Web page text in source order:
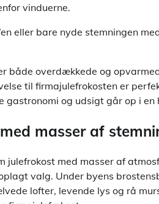
vinduerne.
eller bare nyde stemningen
både overdækkede og
til firmajulefrokosten er
og udsigt går op i en
masser af
julefrokost med masser af
valg. Under byens
lofter, levende lys og rå